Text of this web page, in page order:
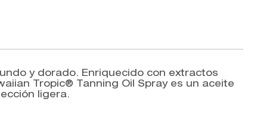
y dorado. Enriquecido con extractos
Tropic® Tanning Oil Spray es un aceite
ligera.